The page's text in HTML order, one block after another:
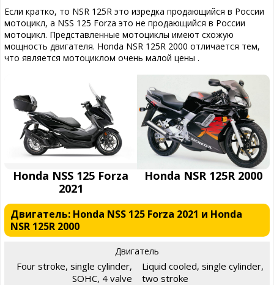
Если кратко, то NSR 125R это изредка продающийся в России
мотоцикл, а NSS 125 Forza это не продающийся в России
мотоцикл. Представленные мотоциклы имеют схожую
мощность двигателя. Honda NSR 125R 2000 отличается тем,
что является мотоциклом очень малой цены .
Honda NSS 125 Forza
2021
Honda NSR 125R 2000
Двигатель: Honda NSS 125 Forza 2021 и Honda
NSR 125R 2000
Двигатель
Four stroke, single cylinder,
SOHC, 4 valve
Liquid cooled, single cylinder,
two stroke